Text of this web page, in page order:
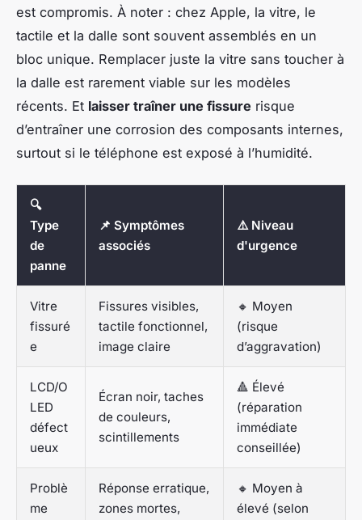
est compromis. À noter : chez Apple, la vitre, le
tactile et la dalle sont souvent assemblés en un
bloc unique. Remplacer juste la vitre sans toucher à
la dalle est rarement viable sur les modèles
récents. Et laisser traîner une fissure risque
d’entraîner une corrosion des composants internes,
surtout si le téléphone est exposé à l’humidité.
🔍
Type
de
panne
📌 Symptômes
associés
⚠️ Niveau
d'urgence
Vitre
fissuré
e
Fissures visibles,
tactile fonctionnel,
image claire
🔸 Moyen
(risque
d’aggravation)
LCD/O
LED
défect
ueux
Écran noir, taches
de couleurs,
scintillements
🔺 Élevé
(réparation
immédiate
conseillée)
Problè
me
Réponse erratique,
zones mortes,
🔸 Moyen à
élevé (selon